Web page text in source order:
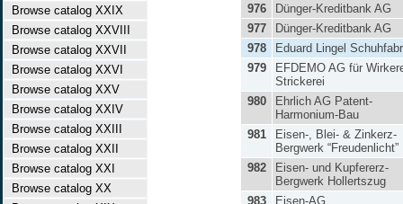
Browse catalog XXIX
Browse catalog XXVIII
Browse catalog XXVII
Browse catalog XXVI
Browse catalog XXV
Browse catalog XXIV
Browse catalog XXIII
Browse catalog XXII
Browse catalog XXI
Browse catalog XX
976
Dünger-Kreditbank AG
977
Dünger-Kreditbank AG
978
Eduard Lingel
979
EFDEMO AG für
Strickerei
980
Ehrlich AG Patent-
Harmonium-Bau
981
Eisen-, Blei- & Zinkerz-
Bergwerk “Freudenlicht”
982
Eisen- und Kupfererz-
Bergwerk Hollertszug
983
Eisen-AG